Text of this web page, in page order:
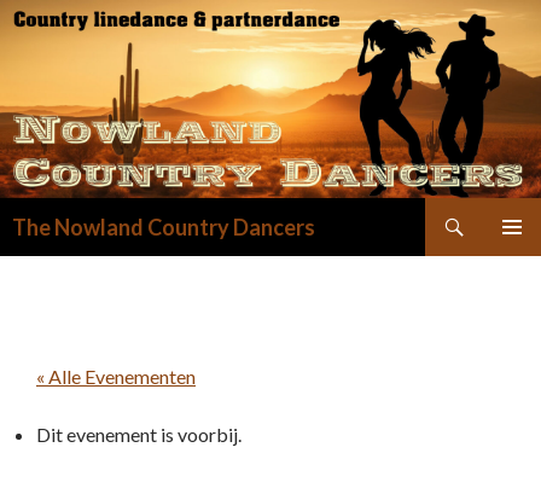
The Nowland Country Dancers
« Alle Evenementen
Dit evenement is voorbij.